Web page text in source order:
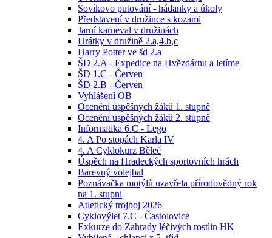
Sovíkovo putování - hádanky a úkoly
Představení v družince s kozami
Jarní karneval v družinách
Hrátky v družině 2.a,4.b,c
Harry Potter ve šd 2.a
ŠD 2.A - Expedice na Hvězdárnu a letíme
ŠD 1.C - Červen
ŠD 2.B - Červen
Vyhlášení OB
Ocenění úspěšných žáků 1. stupně
Ocenění úspěšných žáků 2. stupně
Informatika 6.C - Lego
4. A Po stopách Karla IV
4. A Cyklokurz Běleč
Úspěch na Hradeckých sportovních hrách
Barevný volejbal
Poznávačka motýlů uzavřela přírodovědný rok
na 1. stupni
Atletický trojboj 2026
Cyklovýlet 7.C - Častolovice
Exkurze do Zahrady léčivých rostlin HK